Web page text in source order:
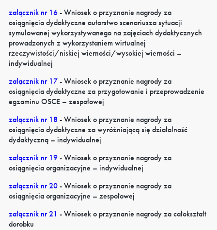
załącznik nr 16- Wniosek o przyznanie nagrody za
osiągnięcia dydaktyczne autorstwo scenariusza sytuacji
symulowanej wykorzystywanego na zajęciach dydaktycznych
prowadzonych z wykorzystaniem wirtualnej
rzeczywistości/niskiej wierności/wysokiej wierności –
indywidualnej
załącznik nr 17- Wniosek o przyznanie nagrody za
osiągnięcia dydaktyczne za przygotowanie i przeprowadzenie
egzaminu OSCE – zespołowej
załącznik nr 18 - Wniosek o przyznanie nagrody za
osiągnięcia dydaktyczne za wyróżniającą się działalność
dydaktyczną – indywidualnej
załącznik nr 19- Wniosek o przyznanie nagrody za
osiągnięcia organizacyjne – indywidualnej
załącznik nr 20- Wniosek o przyznanie nagrody za
osiągnięcia organizacyjne – zespołowej
załącznik nr 21 - Wniosek o przyznanie nagrody za całokształt
dorobku